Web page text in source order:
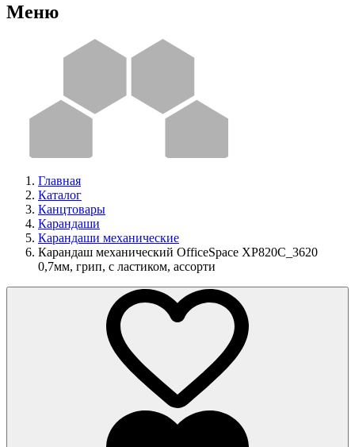
Меню
Главная
Каталог
Канцтовары
Карандаши
Карандаши механические
Карандаш механический OfficeSpace XP820С_3620
0,7мм, грип, с ластиком, ассорти